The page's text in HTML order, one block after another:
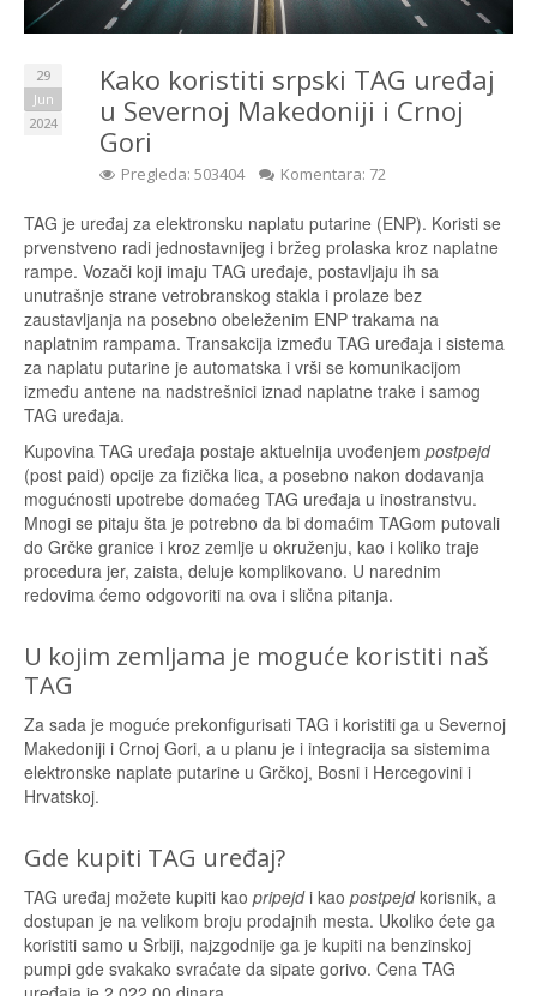
29
Jun
2024
Kako koristiti srpski TAG uređaj
u Severnoj Makedoniji i Crnoj
Gori
Pregleda: 503404 Komentara: 72
TAG je uređaj za elektronsku naplatu putarine (ENP). Koristi se
prvenstveno radi jednostavnijeg i bržeg prolaska kroz naplatne
rampe. Vozači koji imaju TAG uređaje, postavljaju ih sa
unutrašnje strane vetrobranskog stakla i prolaze bez
zaustavljanja na posebno obeleženim ENP trakama na
naplatnim rampama. Transakcija između TAG uređaja i sistema
za naplatu putarine je automatska i vrši se komunikacijom
između antene na nadstrešnici iznad naplatne trake i samog
TAG uređaja.
Kupovina TAG uređaja postaje aktuelnija uvođenjem postpejd
(post paid) opcije za fizička lica, a posebno nakon dodavanja
mogućnosti upotrebe domaćeg TAG uređaja u inostranstvu.
Mnogi se pitaju šta je potrebno da bi domaćim TAGom putovali
do Grčke granice i kroz zemlje u okruženju, kao i koliko traje
procedura jer, zaista, deluje komplikovano. U narednim
redovima ćemo odgovoriti na ova i slična pitanja.
U kojim zemljama je moguće koristiti naš
TAG
Za sada je moguće prekonfigurisati TAG i koristiti ga u Severnoj
Makedoniji i Crnoj Gori, a u planu je i integracija sa sistemima
elektronske naplate putarine u Grčkoj, Bosni i Hercegovini i
Hrvatskoj.
Gde kupiti TAG uređaj?
TAG uređaj možete kupiti kao pripejdi kao postpejdkorisnik, a
dostupan je na velikom broju prodajnih mesta. Ukoliko ćete ga
koristiti samo u Srbiji, najzgodnije ga je kupiti na benzinskoj
pumpi gde svakako svraćate da sipate gorivo. Cena TAG